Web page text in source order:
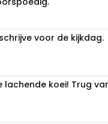
voor de kijkdag.
lachende koei! Trug